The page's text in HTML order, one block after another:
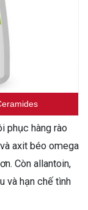
phục hàng rào
axit béo omega
Còn allantoin,
và hạn chế tình